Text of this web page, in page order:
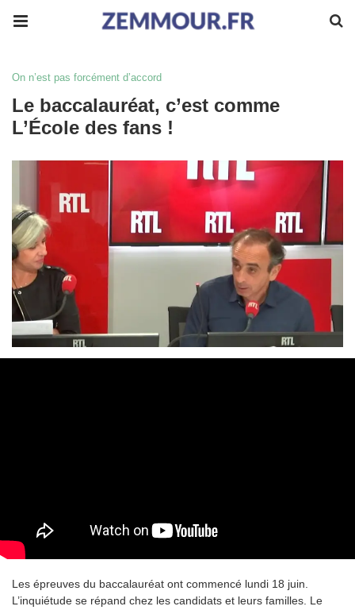
On n’est pas forcément d’accord
Le baccalauréat, c’est comme
L’École des fans !
Les épreuves du baccalauréat ont commencé lundi 18 juin.
L’inquiétude se répand chez les candidats et leurs familles. Le